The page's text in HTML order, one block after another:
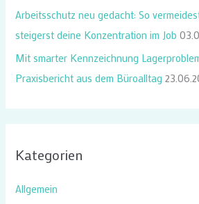
n
a
c
h
Arbeitsschutz neu gedacht: So
steigerst deine Konzentration im Job
Mit smarter Kennzeichnung
Praxisbericht aus dem Büroalltag
Kategorien
Allgemein